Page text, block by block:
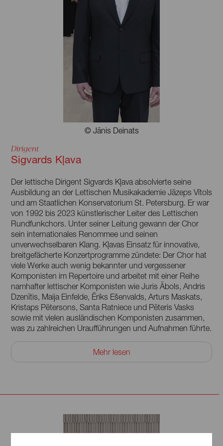
© Jānis Deinats
Dirigent
Sigvards Kļava
Der lettische Dirigent Sigvards Kļava absolvierte seine
Ausbildung an der Lettischen Musikakademie Jāzeps Vītols
und am Staatlichen Konservatorium St. Petersburg. Er war
von 1992 bis 2023 künstlerischer Leiter des Lettischen
Rundfunkchors. Unter seiner Leitung gewann der Chor
sein internationales Renommee und seinen
unverwechselbaren Klang. Kļavas Einsatz für innovative,
breitgefächerte Konzertprogramme zündete: Der Chor hat
viele Werke auch wenig bekannter und vergessener
Komponisten im Repertoire und arbeitet mit einer Reihe
namhafter lettischer Komponisten wie Juris Ābols, Andris
Dzenītis, Maija Einfelde, Ēriks Ešenvalds, Arturs Maskats,
Kristaps Pētersons, Santa Ratniece und Pēteris Vasks
sowie mit vielen ausländischen Komponisten zusammen,
was zu zahlreichen Uraufführungen und Aufnahmen führte.
Seit 2000 ist Kļava Professor für Chorleitung an der
Lettischen Musikakademie Jāzeps Vītols. Er hat mehrmals
Mehr lesen